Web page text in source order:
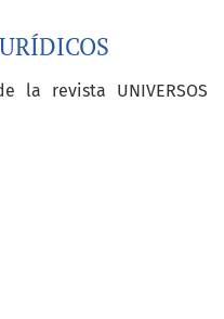
la revista UNIVERSOS